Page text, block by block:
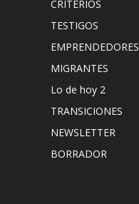
CRITERIOS
TESTIGOS
EMPRENDEDORES
MIGRANTES
Lo de hoy 2
TRANSICIONES
NEWSLETTER
BORRADOR